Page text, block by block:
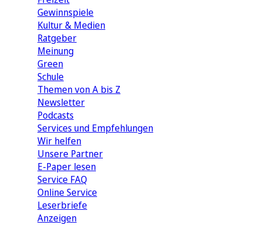
Gewinnspiele
Kultur & Medien
Ratgeber
Meinung
Green
Schule
Themen von A bis Z
Newsletter
Podcasts
Services und Empfehlungen
Wir helfen
Unsere Partner
E-Paper lesen
Service FAQ
Online Service
Leserbriefe
Anzeigen